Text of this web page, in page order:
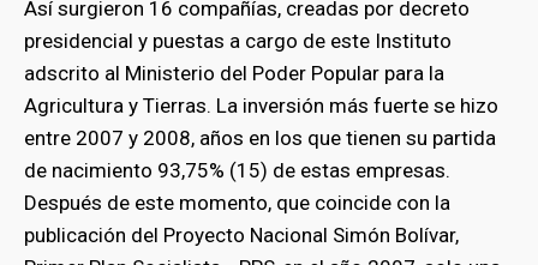
Así surgieron 16 compañías, creadas por decreto
presidencial y puestas a cargo de este Instituto
adscrito al Ministerio del Poder Popular para la
Agricultura y Tierras. La inversión más fuerte se hizo
entre 2007 y 2008, años en los que tienen su partida
de nacimiento 93,75% (15) de estas empresas.
Después de este momento, que coincide con la
publicación del Proyecto Nacional Simón Bolívar,